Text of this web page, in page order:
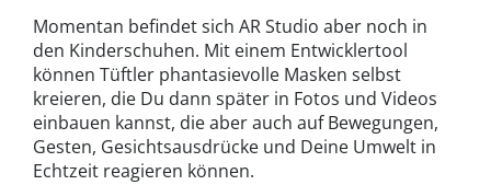
Momentan befindet sich AR Studio aber noch in
den Kinderschuhen. Mit einem Entwicklertool
können Tüftler phantasievolle Masken selbst
kreieren, die Du dann später in Fotos und Videos
einbauen kannst, die aber auch auf Bewegungen,
Gesten, Gesichtsausdrücke und Deine Umwelt in
Echtzeit reagieren können.